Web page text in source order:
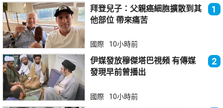
拜登兒子：父親癌細胞擴散到其
他部位 帶來痛苦
1
國際 10小時前
伊媒發放穆傑塔巴視頻 有傳媒
發現早前曾播出
2
國際 10小時前